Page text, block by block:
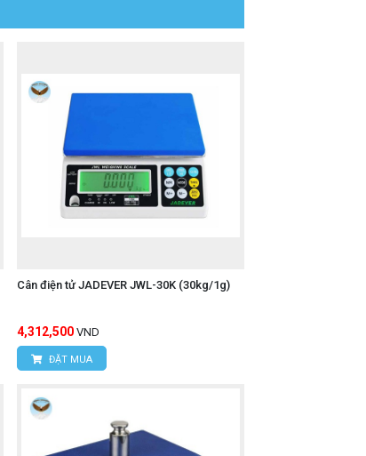
Cân điện tử JADEVER JWL-30K (30kg/1g)
4,312,500 VND
ĐẶT MUA